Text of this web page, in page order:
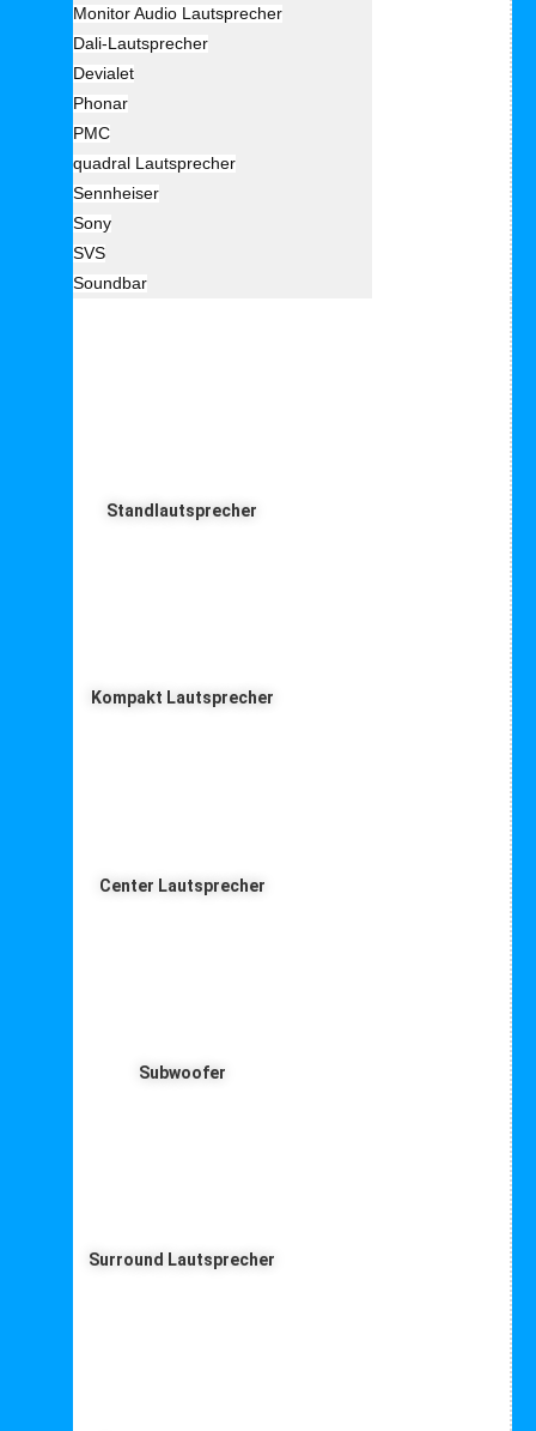
Monitor Audio Lautsprecher
Dali-Lautsprecher
Devialet
Phonar
PMC
quadral Lautsprecher
Sennheiser
Sony
SVS
Soundbar
Standlautsprecher
Kompakt Lautsprecher
Center Lautsprecher
Subwoofer
Surround Lautsprecher